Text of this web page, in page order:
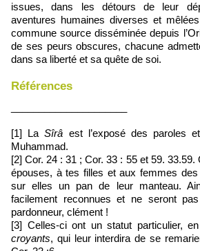
issues, dans les détours de leur
aventures humaines diverses et mêlées
commune source disséminée depuis
de ses peurs obscures, chacune
dans sa liberté et sa quête de soi.
Références
[1] LaSîrâ est l’exposé des paroles
Muhammad.
[2] Cor. 24 : 31 ; Cor. 33 : 55 et 59.
épouses, à tes filles et aux femmes
sur elles un pan de leur manteau.
facilement reconnues et ne seront
pardonneur, clément !
[3] Celles-ci ont un statut particulier,
croyants, qui leur interdira de se